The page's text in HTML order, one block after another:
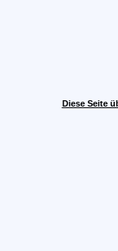
Diese Seite